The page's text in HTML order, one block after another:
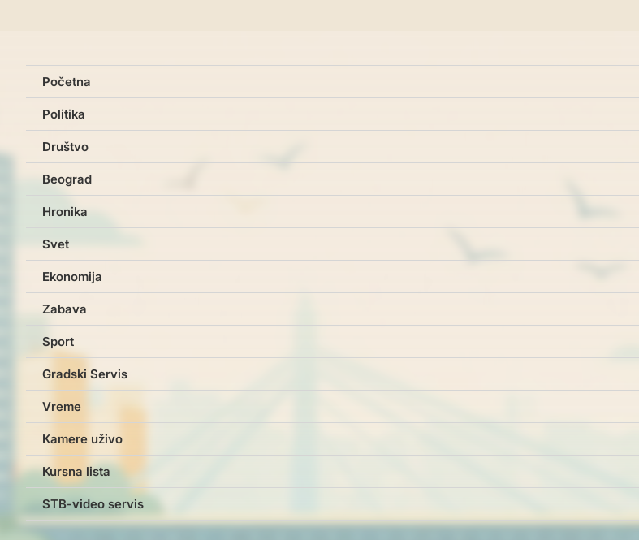
Početna
Politika
Društvo
Beograd
Hronika
Svet
Ekonomija
Zabava
Sport
Gradski Servis
Vreme
Kamere uživo
Kursna lista
STB-video servis